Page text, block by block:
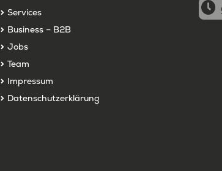
Services
Business – B2B
Jobs
Team
Impressum
Datenschutzerklärung